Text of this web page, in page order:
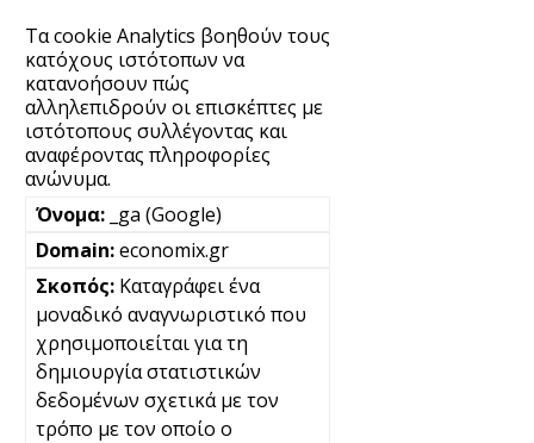
Τα cookie Analytics βοηθούν τους
κατόχους ιστότοπων να
κατανοήσουν πώς
αλληλεπιδρούν οι επισκέπτες με
ιστότοπους συλλέγοντας και
αναφέροντας πληροφορίες
ανώνυμα.
_ga (Google)
economix.gr
Καταγράφει ένα
μοναδικό αναγνωριστικό που
χρησιμοποιείται για τη
δημιουργία στατιστικών
δεδομένων σχετικά με τον
τρόπο με τον οποίο ο